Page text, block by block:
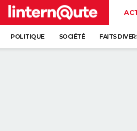
POLITIQUE SOCIÉTÉ FAITS